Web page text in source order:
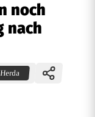
noch
nach